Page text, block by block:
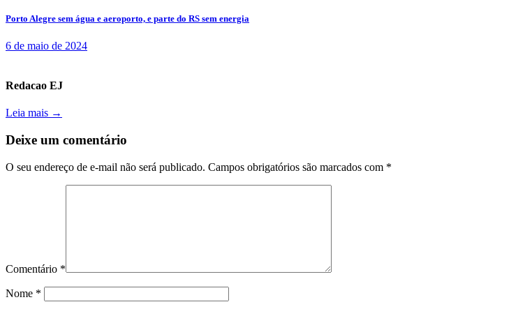
Porto Alegre sem água e aeroporto, e parte do RS sem energia
6 de maio de 2024
Redacao EJ
Leia mais →
Deixe um comentário
O seu endereço de e-mail não será publicado. Campos obrigatórios são marcados com *
Comentário *
Nome *